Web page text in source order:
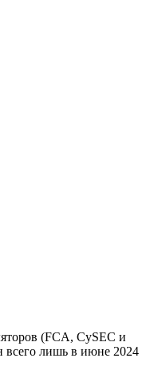
(FCA, CySEC и
всего лишь в июне 2024